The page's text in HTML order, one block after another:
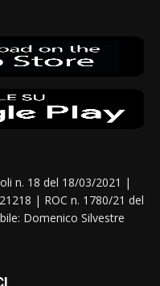
n. 18 del 18/03/2021 |
| ROC n. 1780/21 del
Domenico Silvestre